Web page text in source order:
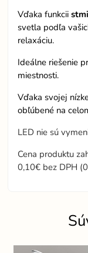
Vďaka funkcii
svetla podľa
relaxáciu.
Ideálne riešenie
miestnosti.
Vďaka svojej
obľúbené na
LED nie sú
Cena produktu
0,10€ bez DPH